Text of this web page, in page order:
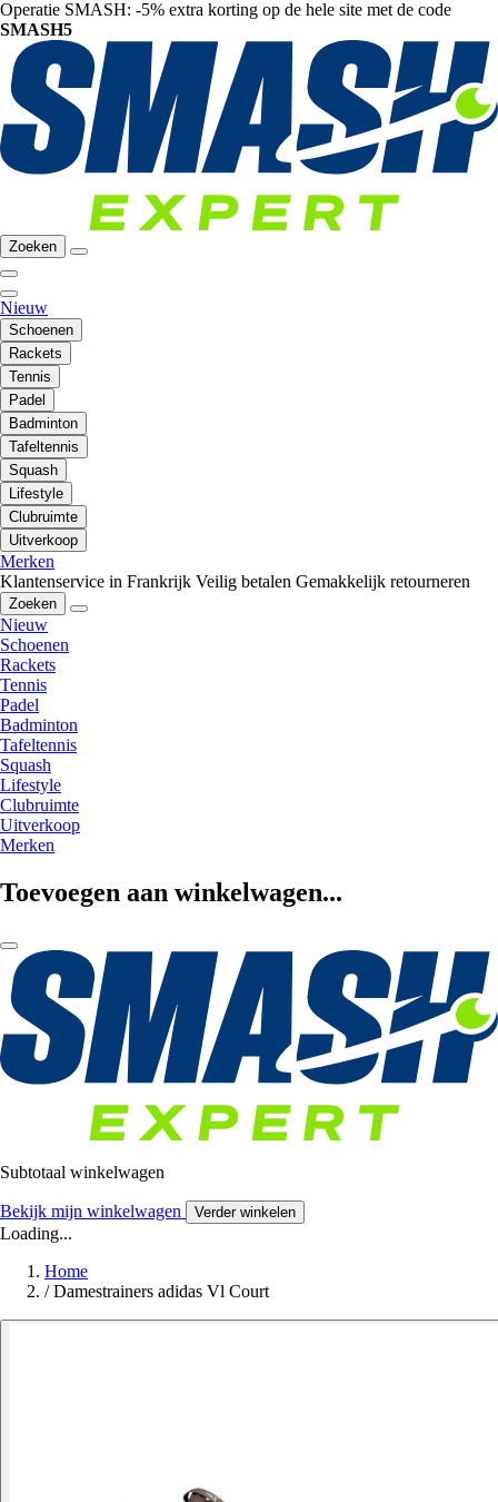
Operatie SMASH: -5% extra korting op de hele site met de code
SMASH5
Zoeken
Nieuw
Schoenen
Rackets
Tennis
Padel
Badminton
Tafeltennis
Squash
Lifestyle
Clubruimte
Uitverkoop
Merken
Klantenservice in Frankrijk Veilig betalen Gemakkelijk retourneren
Zoeken
Nieuw
Schoenen
Rackets
Tennis
Padel
Badminton
Tafeltennis
Squash
Lifestyle
Clubruimte
Uitverkoop
Merken
Toevoegen aan winkelwagen...
Subtotaal winkelwagen
Bekijk mijn winkelwagen Verder winkelen
Loading...
Home
/ Damestrainers adidas Vl Court